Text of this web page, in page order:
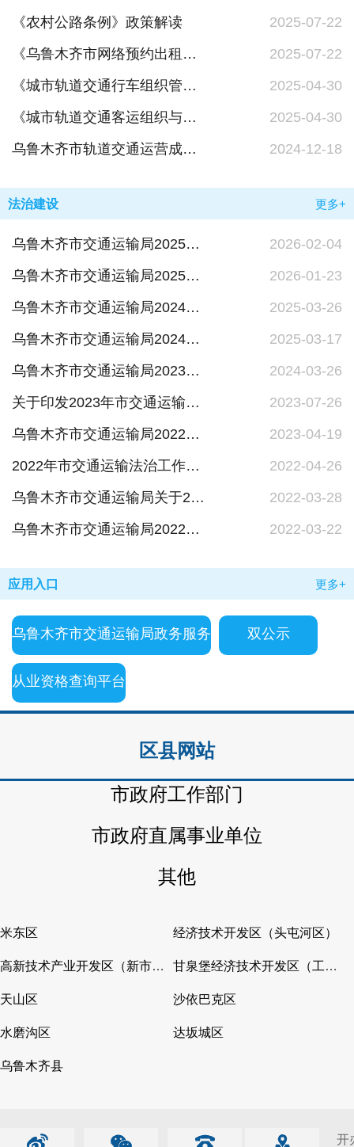
《农村公路条例》政策解读
2025-07-22
《乌鲁木齐市网络预约出租汽车驾驶员服务管理办法》政策解读
2025-07-22
《城市轨道交通行车组织管理办法》政策解读
2025-04-30
《城市轨道交通客运组织与服务管理办法》政策解读
2025-04-30
乌鲁木齐市轨道交通运营成本规制及财政补贴办法政策解读
2024-12-18
法治建设 更多+
乌鲁木齐市交通运输局2025年度述法报告
2026-02-04
乌鲁木齐市交通运输局2025年度法治政府建设工作情况的报告
2026-01-23
乌鲁木齐市交通运输局2024年度法治政府建设工作情况的报告
2025-03-26
乌鲁木齐市交通运输局2024年度述法报告
2025-03-17
乌鲁木齐市交通运输局2023年度法治政府建设工作情况报告
2024-03-26
关于印发2023年市交通运输系统法治建设工作要点的通知
2023-07-26
乌鲁木齐市交通运输局2022年度法治政府建设工作情况的报告
2023-04-19
2022年市交通运输法治工作要点
2022-04-26
乌鲁木齐市交通运输局关于2021年度法治政府建设工作情况的报告
2022-03-28
乌鲁木齐市交通运输局2022年政府规章、行政规范性文件清理工作报告
2022-03-22
应用入口 更多+
乌鲁木齐市交通运输局政务服务 双公示
从业资格查询平台
区县网站
市政府工作部门
市政府直属事业单位
其他
米东区 经济技术开发区（头屯河区）
高新技术产业开发区（新市区） 甘泉堡经济技术开发区（工业区）
天山区 沙依巴克区
水磨沟区 达坂城区
乌鲁木齐县
开